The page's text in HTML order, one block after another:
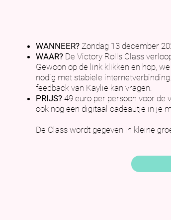
WANNEER? Zondag 13 december
WAAR? De Victory Rolls Class
Gewoon op de link klikken en hop,
nodig met stabiele
feedback van Kaylie kan vragen.
PRIJS? 49 euro per persoon voor de
ook nog een digitaal cadeautje in je
De Class wordt gegeven in kleine